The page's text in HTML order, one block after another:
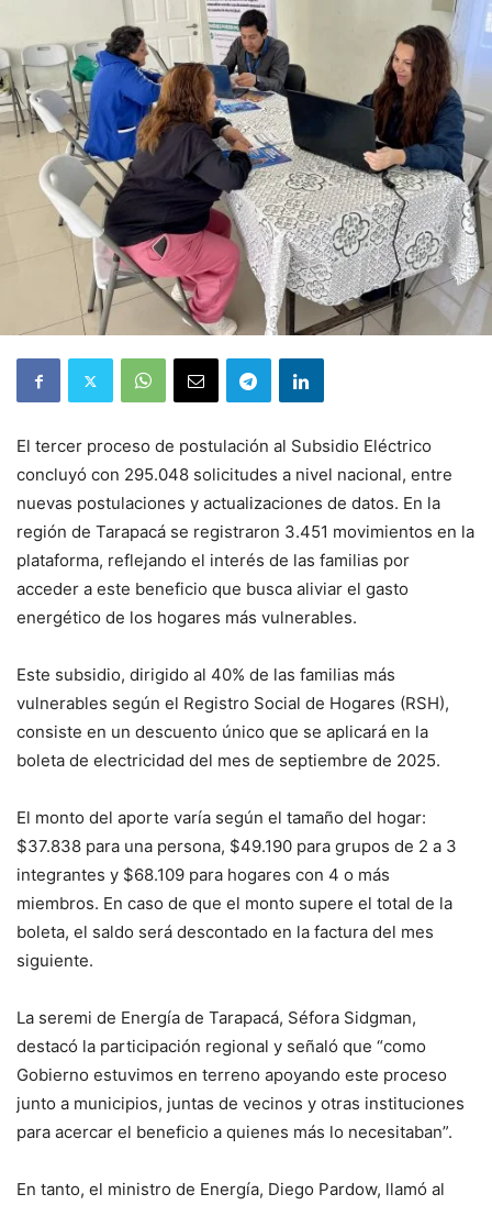
El tercer proceso de postulación al Subsidio Eléctrico
concluyó con 295.048 solicitudes a nivel nacional, entre
nuevas postulaciones y actualizaciones de datos. En la
región de Tarapacá se registraron 3.451 movimientos en la
plataforma, reflejando el interés de las familias por
acceder a este beneficio que busca aliviar el gasto
energético de los hogares más vulnerables.
Este subsidio, dirigido al 40% de las familias más
vulnerables según el Registro Social de Hogares (RSH),
consiste en un descuento único que se aplicará en la
boleta de electricidad del mes de septiembre de 2025.
El monto del aporte varía según el tamaño del hogar:
$37.838 para una persona, $49.190 para grupos de 2 a 3
integrantes y $68.109 para hogares con 4 o más
miembros. En caso de que el monto supere el total de la
boleta, el saldo será descontado en la factura del mes
siguiente.
La seremi de Energía de Tarapacá, Séfora Sidgman,
destacó la participación regional y señaló que “como
Gobierno estuvimos en terreno apoyando este proceso
junto a municipios, juntas de vecinos y otras instituciones
para acercar el beneficio a quienes más lo necesitaban”.
En tanto, el ministro de Energía, Diego Pardow, llamó al